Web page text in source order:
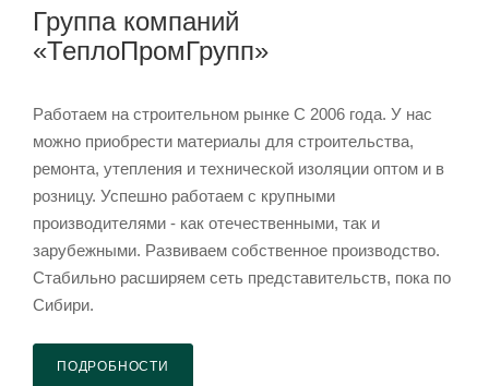
Группа компаний
«ТеплоПромГрупп»
Работаем на строительном рынке C 2006 года. У нас
можно приобрести материалы для строительства,
ремонта, утепления и технической изоляции оптом и в
розницу. Успешно работаем с крупными
производителями - как отечественными, так и
зарубежными. Развиваем собственное производство.
Стабильно расширяем сеть представительств, пока по
Сибири.
ПОДРОБНОСТИ